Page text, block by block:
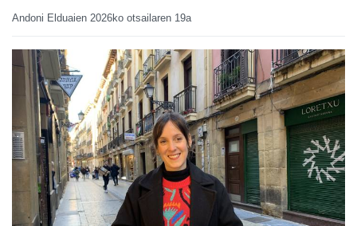
Andoni Elduaien 2026ko otsailaren 19a